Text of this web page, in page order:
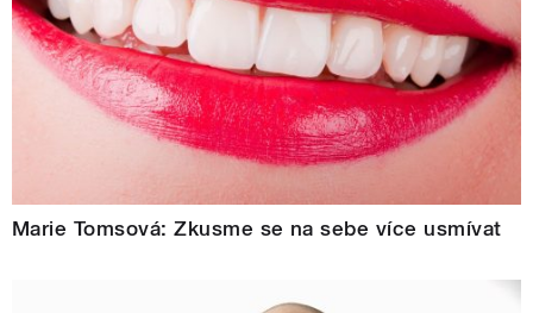
Marie Tomsová: Zkusme se na sebe více usmívat